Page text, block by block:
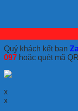
Quý khách kết bạn
097 hoặc quét mã
x
x